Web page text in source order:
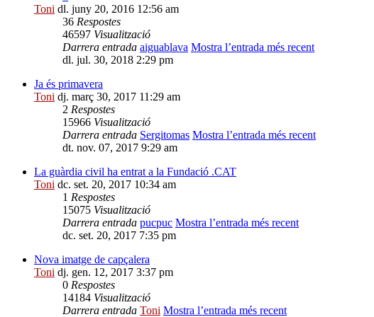
Toni dl. juny 20, 2016 12:56 am
36 Respostes
46597 Visualització
Darrera entrada aiguablava Mostra l’entrada més recent
dl. jul. 30, 2018 2:29 pm
Ja és primavera
Toni dj. març 30, 2017 11:29 am
2 Respostes
15966 Visualització
Darrera entrada Sergitomas Mostra l’entrada més recent
dt. nov. 07, 2017 9:29 am
La guàrdia civil ha entrat a la Fundació .CAT
Toni dc. set. 20, 2017 10:34 am
1 Respostes
15075 Visualització
Darrera entrada pucpuc Mostra l’entrada més recent
dc. set. 20, 2017 7:35 pm
Nova imatge de capçalera
Toni dj. gen. 12, 2017 3:37 pm
0 Respostes
14184 Visualització
Darrera entrada Toni Mostra l’entrada més recent